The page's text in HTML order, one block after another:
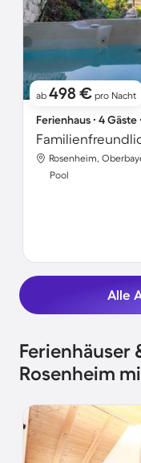
ab 498 € pro Nacht
Ferienhaus ∙ 4 Gäste
Rosenheim,
Pool
Alle
Ferienhäuser
Rosenheim